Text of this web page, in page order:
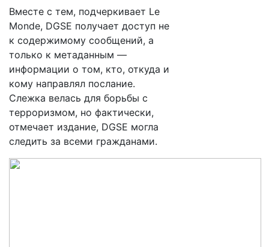
Вместе с тем, подчеркивает Le
Monde, DGSE получает доступ не
к содержимому сообщений, а
только к метаданным —
информации о том, кто, откуда и
кому направлял послание.
Слежка велась для борьбы с
терроризмом, но фактически,
отмечает издание, DGSE могла
следить за всеми гражданами.